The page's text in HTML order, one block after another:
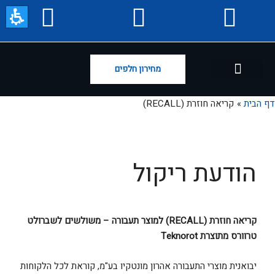
מחירון חלפים
דף הבית קריאה חוזרת (RECALL)
הודעת ריקול
קריאה חוזרת(
RECALL
)למוצר תעבורה – משולשים לשברולט
טרוורס מתוצרתTeknorot
יבואנית מוצרי התעבורה אהרון מונטקיו בע"מ, קוראת לכל הלקוחות